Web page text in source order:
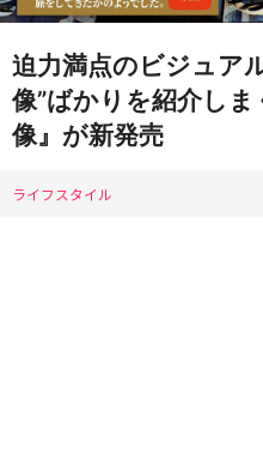
迫力満点のビジュア
像”ばかりを紹介し
像』が新発売
ライフスタイル